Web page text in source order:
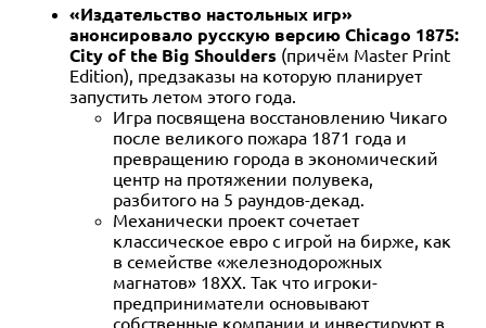
«Издательство настольных игр»
анонсировало русскую версию Chicago 1875:
City of the Big Shoulders (причём Master Print
Edition), предзаказы на которую планирует
запустить летом этого года.
Игра посвящена восстановлению Чикаго
после великого пожара 1871 года и
превращению города в экономический
центр на протяжении полувека,
разбитого на 5 раундов-декад.
Механически проект сочетает
классическое евро с игрой на бирже, как
в семействе «железнодорожных
магнатов» 18XX. Так что игроки-
предприниматели основывают
собственные компании и инвестируют в